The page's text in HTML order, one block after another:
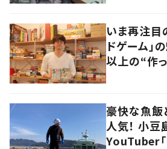
いま再注目
ドゲーム
以上の“作
豪快な魚飯
人気！ 小豆
YouTuber「